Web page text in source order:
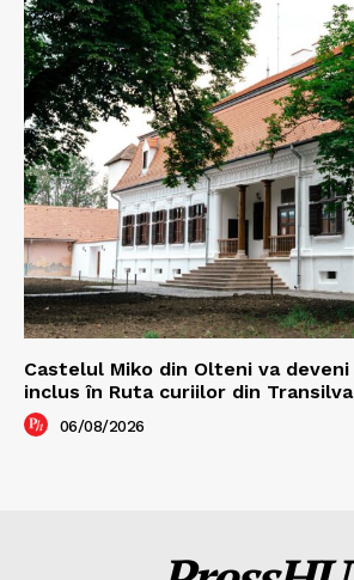
Castelul Miko din Olteni va
inclus în Ruta curiilor din
06/08/2026